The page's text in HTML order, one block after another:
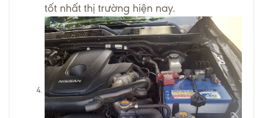
tốt nhất thị trường hiện nay.